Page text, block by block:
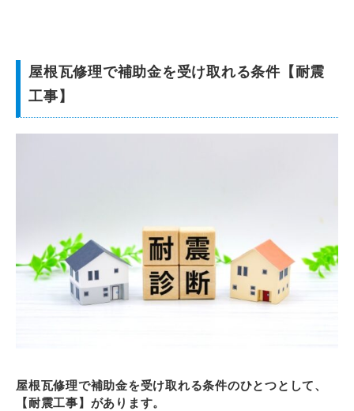
屋根瓦修理で補助金を受け取れる条件【耐震
工事】
屋根瓦修理で補助金を受け取れる条件のひとつとして、
【耐震工事】があります。